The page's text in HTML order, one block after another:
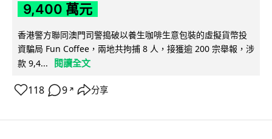
9,400 萬元
香港警方聯同澳門司警搗破以養生咖啡生意包裝的虛擬貨幣投
資騙局 Fun Coffee，兩地共拘捕 8 人，接獲逾 200 宗舉報，涉
款 9,4...
閱讀全文
118 9 ↗ 分享